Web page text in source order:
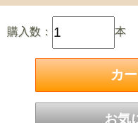
購入数： 本